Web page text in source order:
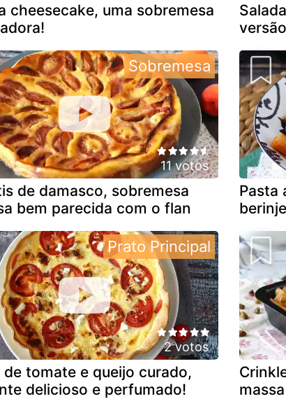
cheesecake, uma sobremesa
11 votos
de damasco, sobremesa
bem parecida com o flan
Sobremesa
Pasta
2 votos
de tomate e queijo curado,
delicioso e perfumado!
Prato Principal